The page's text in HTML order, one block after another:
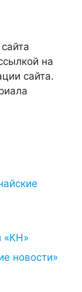
на
сайта.
«КН»
новости»